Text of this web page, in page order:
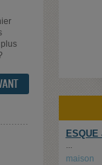
...
maison